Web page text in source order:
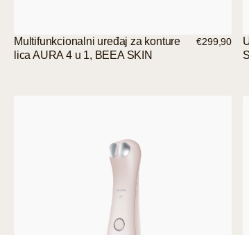
Multifunkcionalni uređaj za konture
lica AURA 4 u 1, BEEA SKIN
€299,90